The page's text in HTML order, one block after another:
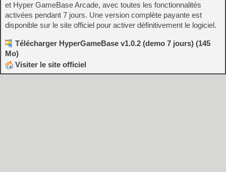
et Hyper GameBase Arcade, avec toutes les fonctionnalités
activées pendant 7 jours. Une version complète payante est
disponible sur le site officiel pour activer définitivement le logiciel.
Télécharger HyperGameBase v1.0.2 (demo 7 jours) (145
Mo)
Visiter le site officiel